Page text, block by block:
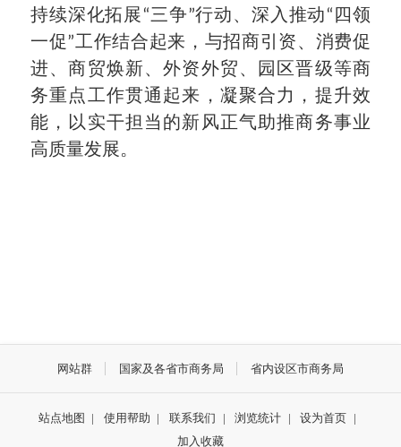
持续深化拓展“三争”行动、深入推动“四领
一促”工作结合起来，与招商引资、消费促
进、商贸焕新、外资外贸、园区晋级等商
务重点工作贯通起来，凝聚合力，提升效
能，以实干担当的新风正气助推商务事业
高质量发展。
网站群 国家及各省市商务局 省内设区市商务局
站点地图 | 使用帮助 | 联系我们 | 浏览统计 | 设为首页 |
加入收藏